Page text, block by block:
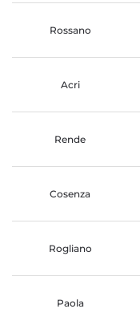
Rossano
Acri
Rende
Cosenza
Rogliano
Paola